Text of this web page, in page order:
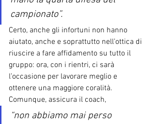
campionato”.
Certo, anche gli infortuni non hanno
aiutato, anche e soprattutto nell’ottica di
riuscire a fare affidamento su tutto il
gruppo: ora, con i rientri, ci sarà
l’occasione per lavorare meglio e
ottenere una maggiore coralità.
Comunque, assicura il coach,
“non abbiamo mai perso